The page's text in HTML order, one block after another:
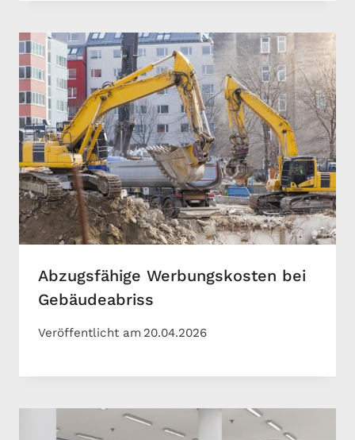
Abzugsfähige Werbungskosten bei
Gebäudeabriss
Veröffentlicht am 20.04.2026